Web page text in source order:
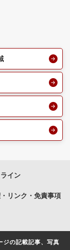
イン
リンク・免責事項
ジの記載記事、写真